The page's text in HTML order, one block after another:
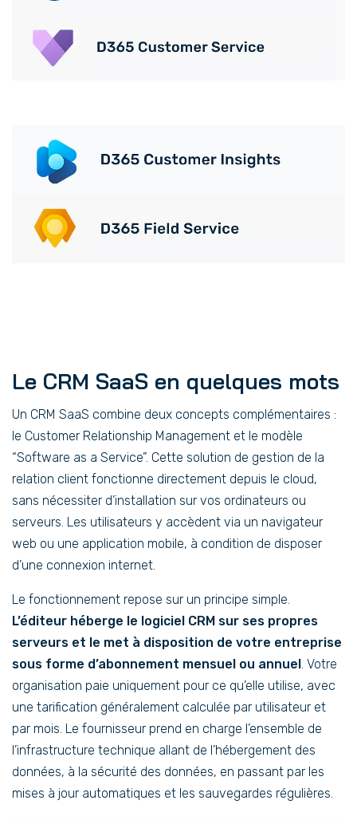
Le CRM SaaS en quelques mots
Un CRM SaaS combine deux concepts complémentaires :
le Customer Relationship Management et le modèle
“Software as a Service”. Cette solution de gestion de la
relation client fonctionne directement depuis le cloud,
sans nécessiter d’installation sur vos ordinateurs ou
serveurs. Les utilisateurs y accèdent via un navigateur
web ou une application mobile, à condition de disposer
d’une connexion internet.
Le fonctionnement repose sur un principe simple.
L’éditeur héberge le logiciel CRM sur ses propres
serveurs et le met à disposition de votre entreprise
sous forme d’abonnement mensuel ou annuel. Votre
organisation paie uniquement pour ce qu’elle utilise, avec
une tarification généralement calculée par utilisateur et
par mois. Le fournisseur prend en charge l’ensemble de
l’infrastructure technique allant de l’hébergement des
données, à la sécurité des données, en passant par les
mises à jour automatiques et les sauvegardes régulières.